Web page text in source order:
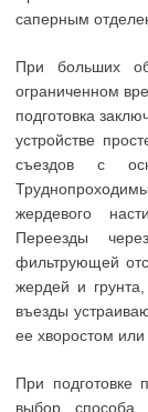
саперным
При больших
ограниченном
подготовка
устройстве
съездов с
жердевого
Переезды
фильтрующей
жердей и
въезды
ее хворостом
При подготовке
выбор способа